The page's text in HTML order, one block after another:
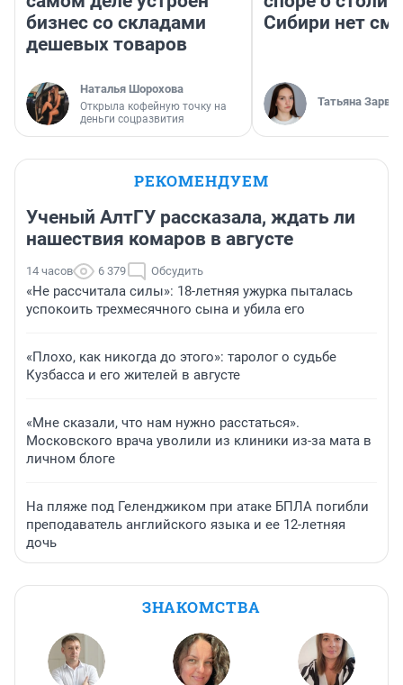
бизнес со складами
дешевых товаров
Наталья Шорохова
Открыла кофейную точку на
деньги соцразвития
Сибири нет
Татьяна Зарва
РЕКОМЕНДУЕМ
Ученый АлтГУ рассказала, ждать ли
нашествия комаров в августе
14 часов 6 379 Обсудить
«Не рассчитала силы»: 18-летняя ужурка пыталась
успокоить трехмесячного сына и убила его
«Плохо, как никогда до этого»: таролог о судьбе
Кузбасса и его жителей в августе
«Мне сказали, что нам нужно расстаться».
Московского врача уволили из клиники из-за мата в
личном блоге
На пляже под Геленджиком при атаке БПЛА погибли
преподаватель английского языка и ее 12-летняя
дочь
ЗНАКОМСТВА